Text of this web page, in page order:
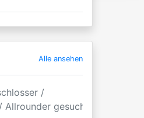
Alle ansehen
/
Allrounder gesucht